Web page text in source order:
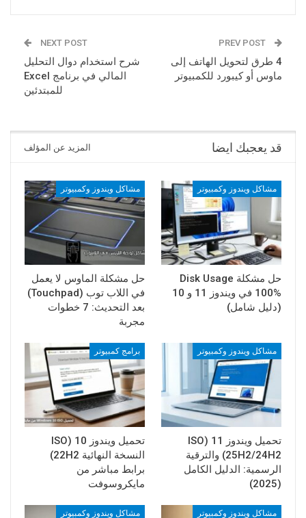
4 طرق لتحويل الهاتف إلى
ماوس أو كيبورد للكمبيوتر
NEXT POST
شرح استخدام دوال التحليل
المالي في برنامج Excel
للمبتدئين
قد يعجبك ايضا المزيد عن المؤلف
مشاكل ويندوز وكمبيوتر
حل مشكلة Disk Usage
100% في ويندوز 11 و 10
(دليل شامل)
مشاكل ويندوز وكمبيوتر
حل مشكلة الماوس لا يعمل
في اللاب توب (Touchpad)
بعد التحديث: 7 خطوات
مجربة
مشاكل ويندوز وكمبيوتر
تحميل ويندوز 11 (ISO
25H2/24H2) والترقية
الرسمية: الدليل الكامل
(2025)
برامج كمبيوتر
تحميل ويندوز 10 (ISO
النسخة النهائية 22H2)
برابط مباشر من
مايكروسوفت
مشاكل ويندوز وكمبيوتر مشاكل ويندوز وكمبيوتر